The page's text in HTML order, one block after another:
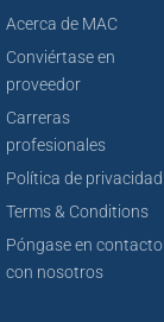
Acerca de MAC
Conviértase en
proveedor
Carreras
profesionales
Política de privacidad
Terms & Conditions
Póngase en contacto
con nosotros